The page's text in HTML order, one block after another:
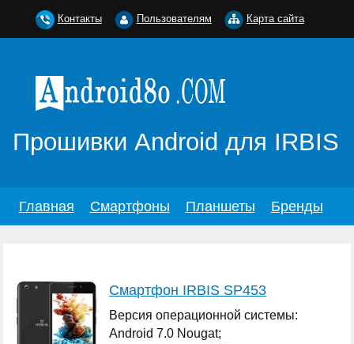
Прошивки Android для IRBIS
Главная Смартфоны Планшеты Бренды
Смартфон IRBIS SP453
Версия операционной системы:
Android 7.0 Nougat;
Контакты Пользователям Карта сайта